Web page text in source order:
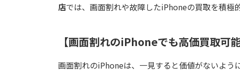
店では、画面割れや故障したiPhoneの買取を積極
【画面割れのiPhoneでも高価買取可能
画面割れのiPhoneは、一見すると価値がないよ